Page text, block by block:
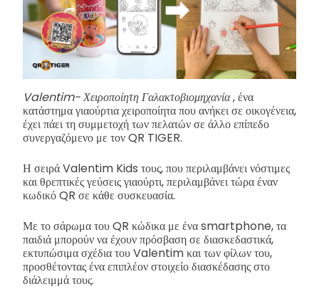
Valentim- Χειροποίητη Γαλακτοβιομηχανία, ένα
κατάστημα γιαούρτια χειροποίητα που ανήκει σε οικογένεια,
έχει πάει τη συμμετοχή των πελατών σε άλλο επίπεδο
συνεργαζόμενο με τον QR TIGER.
Η σειρά Valentim Kids τους, που περιλαμβάνει νόστιμες
και θρεπτικές γεύσεις γιαούρτι, περιλαμβάνει τώρα έναν
κωδικό QR σε κάθε συσκευασία.
Με το σάρωμα του QR κώδικα με ένα smartphone, τα
παιδιά μπορούν να έχουν πρόσβαση σε διασκεδαστικά,
εκτυπώσιμα σχέδια του Valentim και των φίλων του,
προσθέτοντας ένα επιπλέον στοιχείο διασκέδασης στο
διάλειμμά τους.